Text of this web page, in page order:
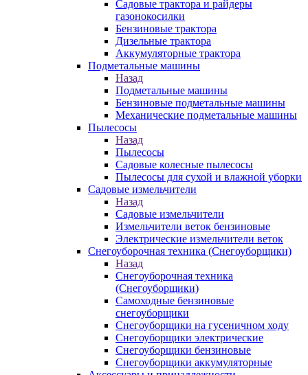
Садовые трактора и райдеры
газонокосилки
Бензиновые трактора
Дизельные трактора
Аккумуляторные трактора
Подметальные машины
Назад
Подметальные машины
Бензиновые подметальные машины
Механические подметальные машины
Пылесосы
Назад
Пылесосы
Садовые колесные пылесосы
Пылесосы для сухой и влажной уборки
Садовые измельчители
Назад
Садовые измельчители
Измельчители веток бензиновые
Электрические измельчители веток
Снегоуборочная техника (Снегоуборщики)
Назад
Снегоуборочная техника
(Снегоуборщики)
Самоходные бензиновые
снегоуборщики
Снегоуборщики на гусеничном ходу
Снегоуборщики электрические
Снегоуборщики бензиновые
Снегоуборщики аккумуляторные